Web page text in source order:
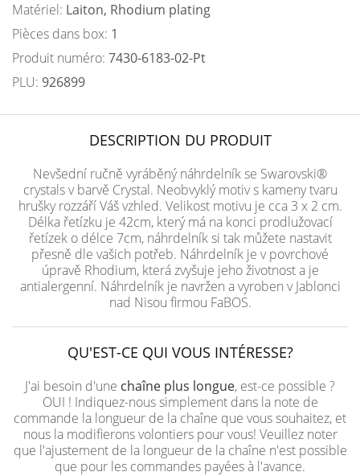
Matériel: Laiton, Rhodium plating
Pièces dans box: 1
Produit numéro: 7430-6183-02-Pt
PLU: 926899
DESCRIPTION DU PRODUIT
Nevšední ručně vyráběný náhrdelník se Swarovski®
crystals v barvě Crystal. Neobvyklý motiv s kameny tvaru
hrušky rozzáří Váš vzhled. Velikost motivu je cca 3 x 2 cm.
Délka řetízku je 42cm, který má na konci prodlužovací
řetízek o délce 7cm, náhrdelník si tak můžete nastavit
přesně dle vašich potřeb. Náhrdelník je v povrchové
úpravě Rhodium, která zvyšuje jeho životnost a je
antialergenní. Náhrdelník je navržen a vyroben v Jablonci
nad Nisou firmou FaBOS.
QU'EST-CE QUI VOUS INTÉRESSE?
J'ai besoin d'une chaîne plus longue, est-ce possible ?
OUI ! Indiquez-nous simplement dans la note de
commande la longueur de la chaîne que vous souhaitez, et
nous la modifierons volontiers pour vous! Veuillez noter
que l'ajustement de la longueur de la chaîne n'est possible
que pour les commandes payées à l'avance.